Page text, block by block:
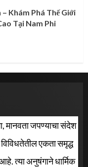
Khám Phá Thế Giới
Tại Nam Phi
मानवता जपण्याचा संदेश
एकता समृद्ध
त्या अनुषंगाने धार्मिक